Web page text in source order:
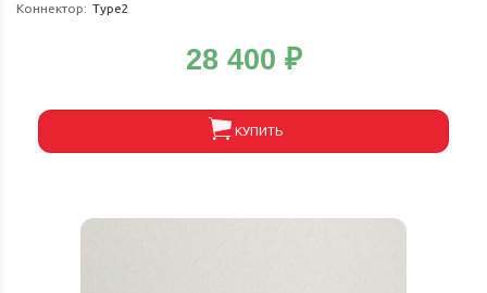
Коннектор: Type2
28 400 ₽
КУПИТЬ